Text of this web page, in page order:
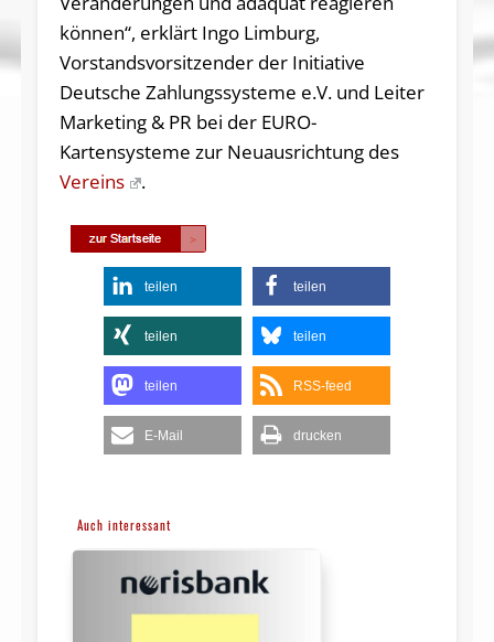
können“, erklärt Ingo Limburg,
Vorstandsvorsitzender der Initiative
Deutsche Zahlungssysteme e.V. und Leiter
Marketing & PR bei der EURO-
Kartensysteme zur Neuausrichtung des
Vereins
.
teilen teilen
teilen teilen
teilen RSS-feed
E-Mail drucken
Auch interessant